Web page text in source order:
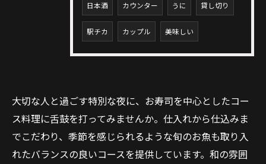
日本酒 カウンター うに 貸し切り
駅チカ カップル 美味しい
大切な人と過ごす特別な夜に、お寿司を中心としたコー
ス料理に舌鼓を打ってみませんか。仕入れから仕込みま
でこだわり、季節を感じられるような旬のお魚も取り入
れたバランスの良いコースを提供しています。和の雰囲